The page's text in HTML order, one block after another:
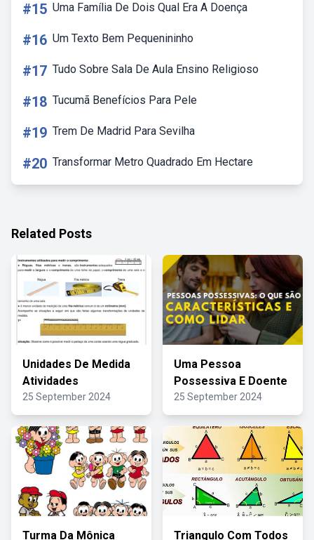
#15 Uma Família De Dois Qual Era A Doença
#16 Um Texto Bem Pequenininho
#17 Tudo Sobre Sala De Aula Ensino Religioso
#18 Tucumã Benefícios Para Pele
#19 Trem De Madrid Para Sevilha
#20 Transformar Metro Quadrado Em Hectare
Related Posts
Unidades De Medida
Atividades
25 September 2024
Uma Pessoa
Possessiva E Doente
25 September 2024
Turma Da Mônica Triangulo Com Todos